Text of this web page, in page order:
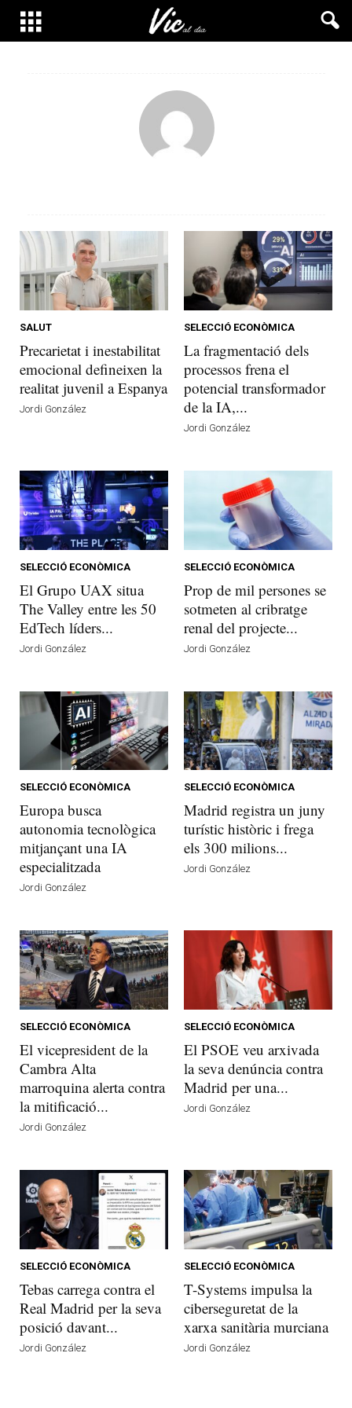
SALUT
Precarietat i inestabilitat
emocional defineixen la
realitat juvenil a Espanya
Jordi González
SELECCIÓ ECONÒMICA
La fragmentació dels
processos frena el
potencial transformador
de la IA,...
Jordi González
SELECCIÓ ECONÒMICA
El Grupo UAX situa
The Valley entre les 50
EdTech líders...
Jordi González
SELECCIÓ ECONÒMICA
Prop de mil persones se
sotmeten al cribratge
renal del projecte...
Jordi González
SELECCIÓ ECONÒMICA
Europa busca
autonomia tecnològica
mitjançant una IA
especialitzada
Jordi González
SELECCIÓ ECONÒMICA
Madrid registra un juny
turístic històric i frega
els 300 milions...
Jordi González
SELECCIÓ ECONÒMICA
El vicepresident de la
Cambra Alta
marroquina alerta contra
la mitificació...
Jordi González
SELECCIÓ ECONÒMICA
El PSOE veu arxivada
la seva denúncia contra
Madrid per una...
Jordi González
SELECCIÓ ECONÒMICA
Tebas carrega contra el
Real Madrid per la seva
posició davant...
Jordi González
SELECCIÓ ECONÒMICA
T-Systems impulsa la
ciberseguretat de la
xarxa sanitària murciana
Jordi González